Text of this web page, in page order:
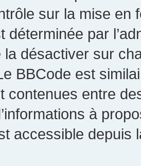
sur la mise en
déterminée par
la désactiver sur
BBCode est
contenues entre
à
accessible depuis